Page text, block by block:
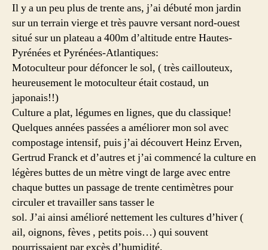
Il y a un peu plus de trente ans, j’ai débuté mon jardin
sur un terrain vierge et très pauvre versant nord-ouest
situé sur un plateau a 400m d’altitude entre Hautes-
Pyrénées et Pyrénées-Atlantiques:
Motoculteur pour défoncer le sol, ( très caillouteux,
heureusement le motoculteur était costaud, un
japonais!!)
Culture a plat, légumes en lignes, que du classique!
Quelques années passées a améliorer mon sol avec
compostage intensif, puis j’ai découvert Heinz Erven,
Gertrud Franck et d’autres et j’ai commencé la culture en
légères buttes de un mètre vingt de large avec entre
chaque buttes un passage de trente centimètres pour
circuler et travailler sans tasser le
sol. J’ai ainsi amélioré nettement les cultures d’hiver (
ail, oignons, fèves , petits pois…) qui souvent
pourrissaient par excès d’humidité.